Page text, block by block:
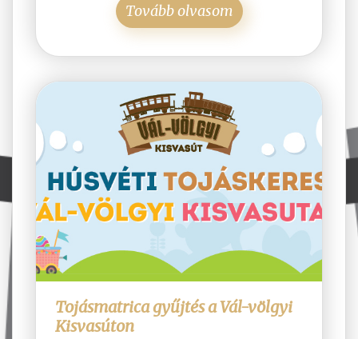
Tovább olvasom
Tojásmatrica gyűjtés a Vál-völgyi
Kisvasúton